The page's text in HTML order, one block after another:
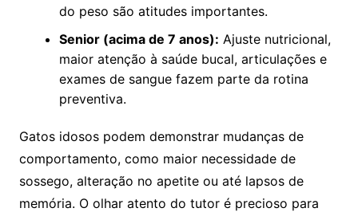
do peso são atitudes importantes.
Senior (acima de 7 anos): Ajuste nutricional,
maior atenção à saúde bucal, articulações e
exames de sangue fazem parte da rotina
preventiva.
Gatos idosos podem demonstrar mudanças de
comportamento, como maior necessidade de
sossego, alteração no apetite ou até lapsos de
memória. O olhar atento do tutor é precioso para